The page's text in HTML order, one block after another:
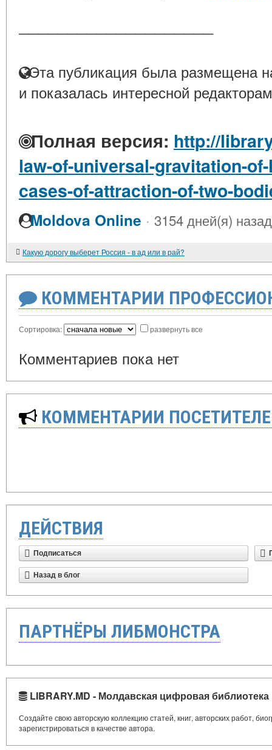
Эта публикация была размещена
и показалась интересной
Полная версия: http://
law-of-universal-gravitation-
cases-of-attraction-of-two-
Moldova Online · 3154 дней(я) назад
Какую дорогу выберет Россия - в ад или в рай?
КОММЕНТАРИИ
Сортировка: развернуть все
Комментариев пока нет
КОММЕНТАРИИ
ДЕЙСТВИЯ
Подписаться
Назад в блог
ПАРТНЁРЫ ЛИБМОНСТРА
LIBRARY.MD - Молдавская цифровая библиотека
Создайте свою авторскую коллекцию статей, книг, авторских работ,
зарегистрироваться в качестве автора.